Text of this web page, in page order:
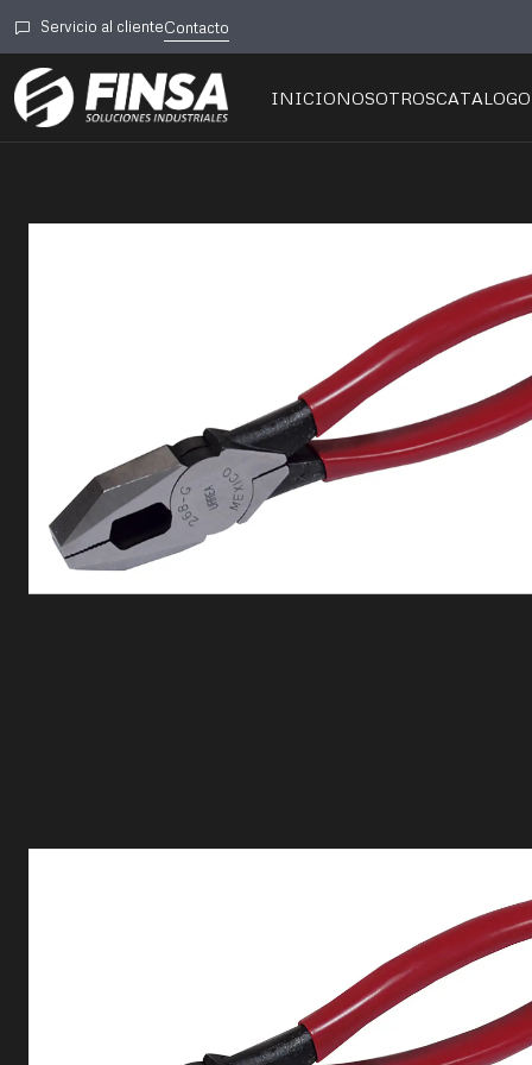
INICIONOSOTROSCATALOGO
Servicio al clienteContacto